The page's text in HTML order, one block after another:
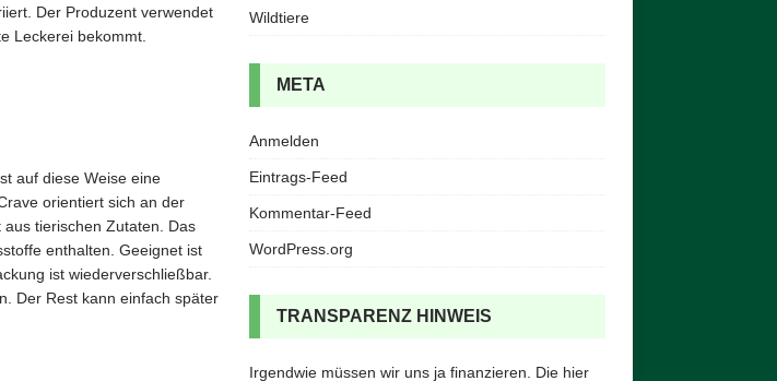
Der Produzent verwendet
Leckerei bekommt.
auf diese Weise eine
orientiert sich an der
tierischen Zutaten. Das
enthalten. Geeignet ist
ist wiederverschließbar.
Der Rest kann einfach später
Wildtiere
META
Anmelden
Eintrags-Feed
Kommentar-Feed
WordPress.org
TRANSPARENZ HINWEIS
Irgendwie müssen wir uns ja finanzieren. Die hier